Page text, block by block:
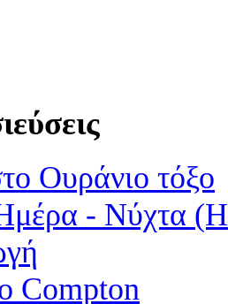
Ουράνιο τόξο
- Νύχτα
Compton